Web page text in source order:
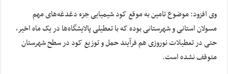
وی افزود: موضوع تامین به موقع کود شیمیایی جزء دغدغه‌های مهم
مسولان استانی و شهرستانی بوده که با تعطیلی پالایشگاه‌ها در یک ماه اخیر،
حتی در تعطیلات نوروزی هم فرآیند حمل و توزیع کود در سطح شهرستان
متوقف نشده است.